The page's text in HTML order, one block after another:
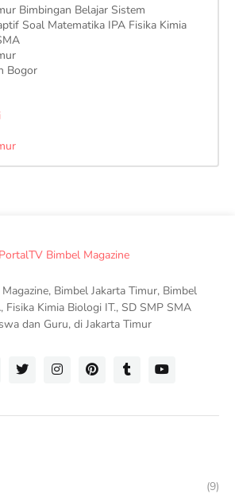
Bimbingan Belajar Sistem
Soal Matematika IPA Fisika Kimia
Bogor
Bimbel Jakarta Timur, Bimbel
Fisika Kimia Biologi IT., SD SMP SMA
dan Guru, di Jakarta Timur
(9)